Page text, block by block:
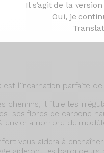
Il s’agit de la version
Oui, je
l'incarnation parfaite de
chemins, il filtre les
ses fibres de carbone
envier à nombre de
vous aidera à
aideront les baroudeurs